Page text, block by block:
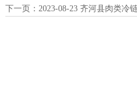
下一页：
2023-08-23 齐河县